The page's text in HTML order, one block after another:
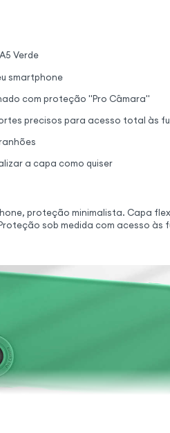
Verde
smartphone
com proteção "Pro Câmara"
precisos para acesso total às
a capa como quiser
proteção minimalista. Capa
sob medida com acesso às